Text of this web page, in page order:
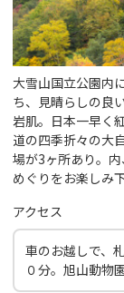
大雪山国立公園内
ち、見晴らしの良
岩肌。日本一早く
道の四季折々の大
場が3ヶ所あり。
めぐりをお楽しみ
アクセス
車のお越しで、
０分。旭山動物